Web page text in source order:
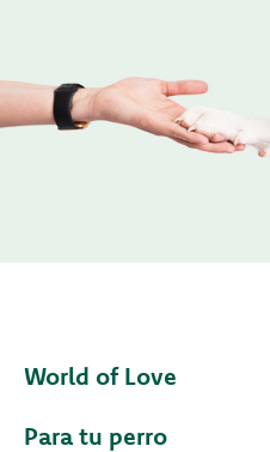
World of Love
Para tu perro